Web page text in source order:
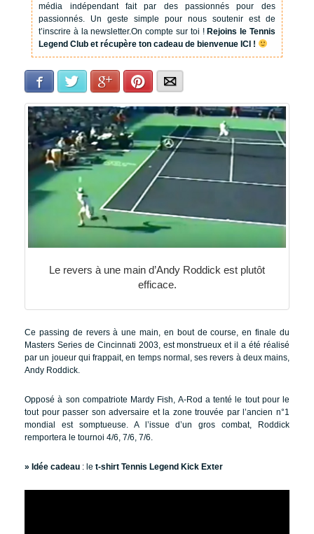
média indépendant fait par des passionnés pour des
passionnés. Un geste simple pour nous soutenir est de
t’inscrire à la newsletter.On compte sur toi !Rejoins le Tennis
Legend Club et récupère ton cadeau de bienvenue ICI !
Facebook Twitter Google+Pinterest
Le revers à une main d’Andy Roddick est plutôt
efficace.
Ce passing de revers à une main, en bout de course, en finale du
Masters Series de Cincinnati 2003, est monstrueux et il a été réalisé
par un joueur qui frappait, en temps normal, ses revers à deux mains,
Andy Roddick.
Opposé à son compatriote Mardy Fish, A-Rod a tenté le tout pour le
tout pour passer son adversaire et la zone trouvée par l’ancien n°1
mondial est somptueuse. A l’issue d’un gros combat, Roddick
remportera le tournoi 4/6, 7/6, 7/6.
» Idée cadeau : le t-shirt Tennis Legend Kick Exter